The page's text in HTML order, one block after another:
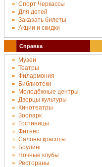
Спорт Черкассы
Для детей
Заказать билеты
Акции и скидки
Справка
Музеи
Театры
Филармония
Библиотеки
Молодёжные центры
Дворцы культуры
Кинотеатры
Зоопарк
Гостиницы
Фитнес
Салоны красоты
Боулинг
Ночные клубы
Рестораны